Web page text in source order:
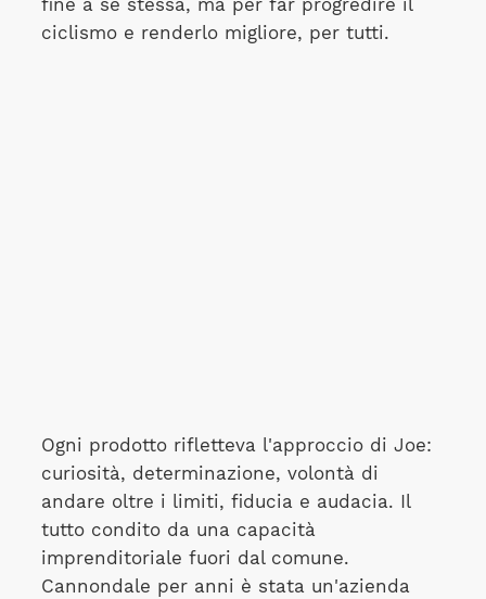
fine a se stessa, ma per far progredire il
ciclismo e renderlo migliore, per tutti.
Ogni prodotto rifletteva l'approccio di Joe:
curiosità, determinazione, volontà di
andare oltre i limiti, fiducia e audacia. Il
tutto condito da una capacità
imprenditoriale fuori dal comune.
Cannondale per anni è stata un'azienda